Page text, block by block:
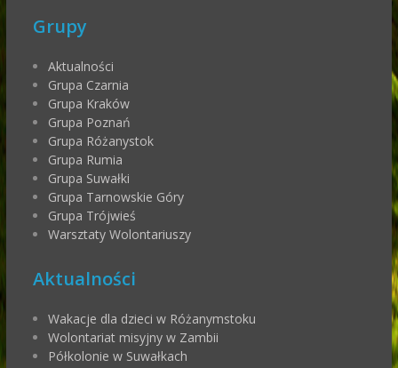
Grupy
Aktualności
Grupa Czarnia
Grupa Kraków
Grupa Poznań
Grupa Różanystok
Grupa Rumia
Grupa Suwałki
Grupa Tarnowskie Góry
Grupa Trójwieś
Warsztaty Wolontariuszy
Aktualności
Wakacje dla dzieci w Różanymstoku
Wolontariat misyjny w Zambii
Półkolonie w Suwałkach